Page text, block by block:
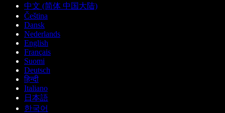
中文 (简体 中国大陆)
Čeština
Dansk
Nederlands
English
Français
Suomi
Deutsch
हिन्दी
Italiano
日本語
한국어